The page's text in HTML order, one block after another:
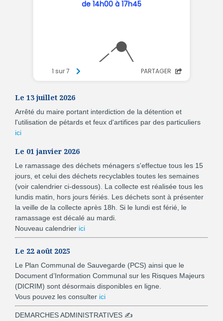
Le 13 juillet 2026
Arrêté du maire portant interdiction de la détention et
l'utilisation de pétards et feux d'artifices par des particuliers
ici
Le 01 janvier 2026
Le ramassage des déchets ménagers s'effectue tous les 15
jours, et celui des déchets recyclables toutes les semaines
(voir calendrier ci-dessous). La collecte est réalisée tous les
lundis matin, hors jours fériés. Les déchets sont à présenter
la veille de la collecte après 18h. Si le lundi est férié, le
ramassage est décalé au mardi.
Nouveau calendrier ici
Le 22 août 2025
Le Plan Communal de Sauvegarde (PCS) ainsi que le
Document d’Information Communal sur les Risques Majeurs
(DICRIM) sont désormais disponibles en ligne.
Vous pouvez les consulter ici
DEMARCHES ADMINISTRATIVES ✍